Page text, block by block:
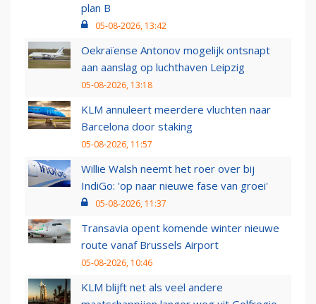
plan B
05-08-2026, 13:42
Oekraïense Antonov mogelijk ontsnapt
aan aanslag op luchthaven Leipzig
05-08-2026, 13:18
KLM annuleert meerdere vluchten naar
Barcelona door staking
05-08-2026, 11:57
Willie Walsh neemt het roer over bij
IndiGo: 'op naar nieuwe fase van groei'
05-08-2026, 11:37
Transavia opent komende winter nieuwe
route vanaf Brussels Airport
05-08-2026, 10:46
KLM blijft net als veel andere